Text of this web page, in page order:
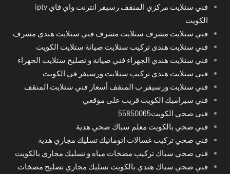
فني ستلايت مركزي المنقف رسيفر انترنت واي فاي iptv
الكويت
فني ستلايت مشرف ستلايت مشرف فني ستلايت هندي مشرف
فني ستلايت هندى تركيب ستلايت صيانة ستلايت الكويت
فني ستلايت هندي الجهراء فني صيانة و تصليح ستلايت الجهراء
فني ستلايت هندي تركيب ستلايت ورسيفر في الكويت
فني ستلايت ورسيفر ب المنقف أسعار فني ستلايت المنقف
فني سيراميك الكويت قريب على موقعي
فني صحي الكويت55850065
فني صحي بالكويت معلم سباك صحي هدية
فني صحي تركيب غسالات اتوماتيك تسليك مجاري هدية
فني صحي سباك تركيب مضخات مياه و تسليك مجاري بالكويت
فني صحي سباك هندي بالكويت تسليك مجاري تصليح مضخات